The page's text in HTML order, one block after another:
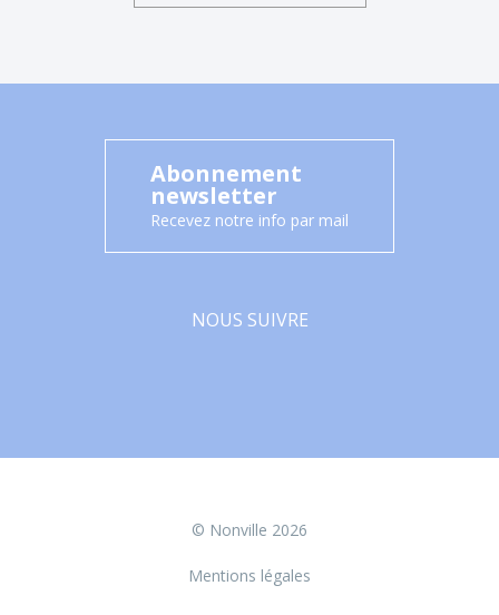
Abonnement
newsletter
Recevez notre info par mail
NOUS SUIVRE
© Nonville 2026
Mentions légales